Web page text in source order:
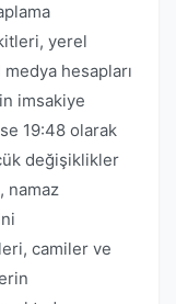
yerel
hesapları
imsakiye
19:48 olarak
değişiklikler
namaz
camiler ve